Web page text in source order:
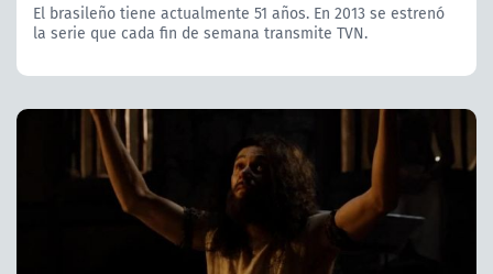
El brasileño tiene actualmente 51 años. En 2013 se estrenó
la serie que cada fin de semana transmite TVN.